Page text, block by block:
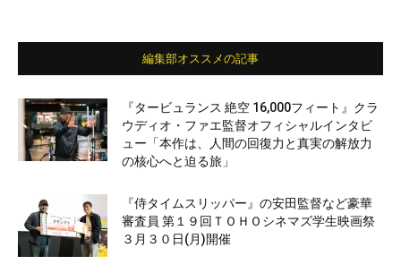
編集部オススメの記事
『タービュランス 絶空 16,000フィート』クラ
ウディオ・ファエ監督オフィシャルインタビ
ュー「本作は、人間の回復力と真実の解放力
の核心へと迫る旅」
『侍タイムスリッパー』の安田監督など豪華
審査員 第１９回ＴＯＨＯシネマズ学生映画祭
３月３０日(月)開催